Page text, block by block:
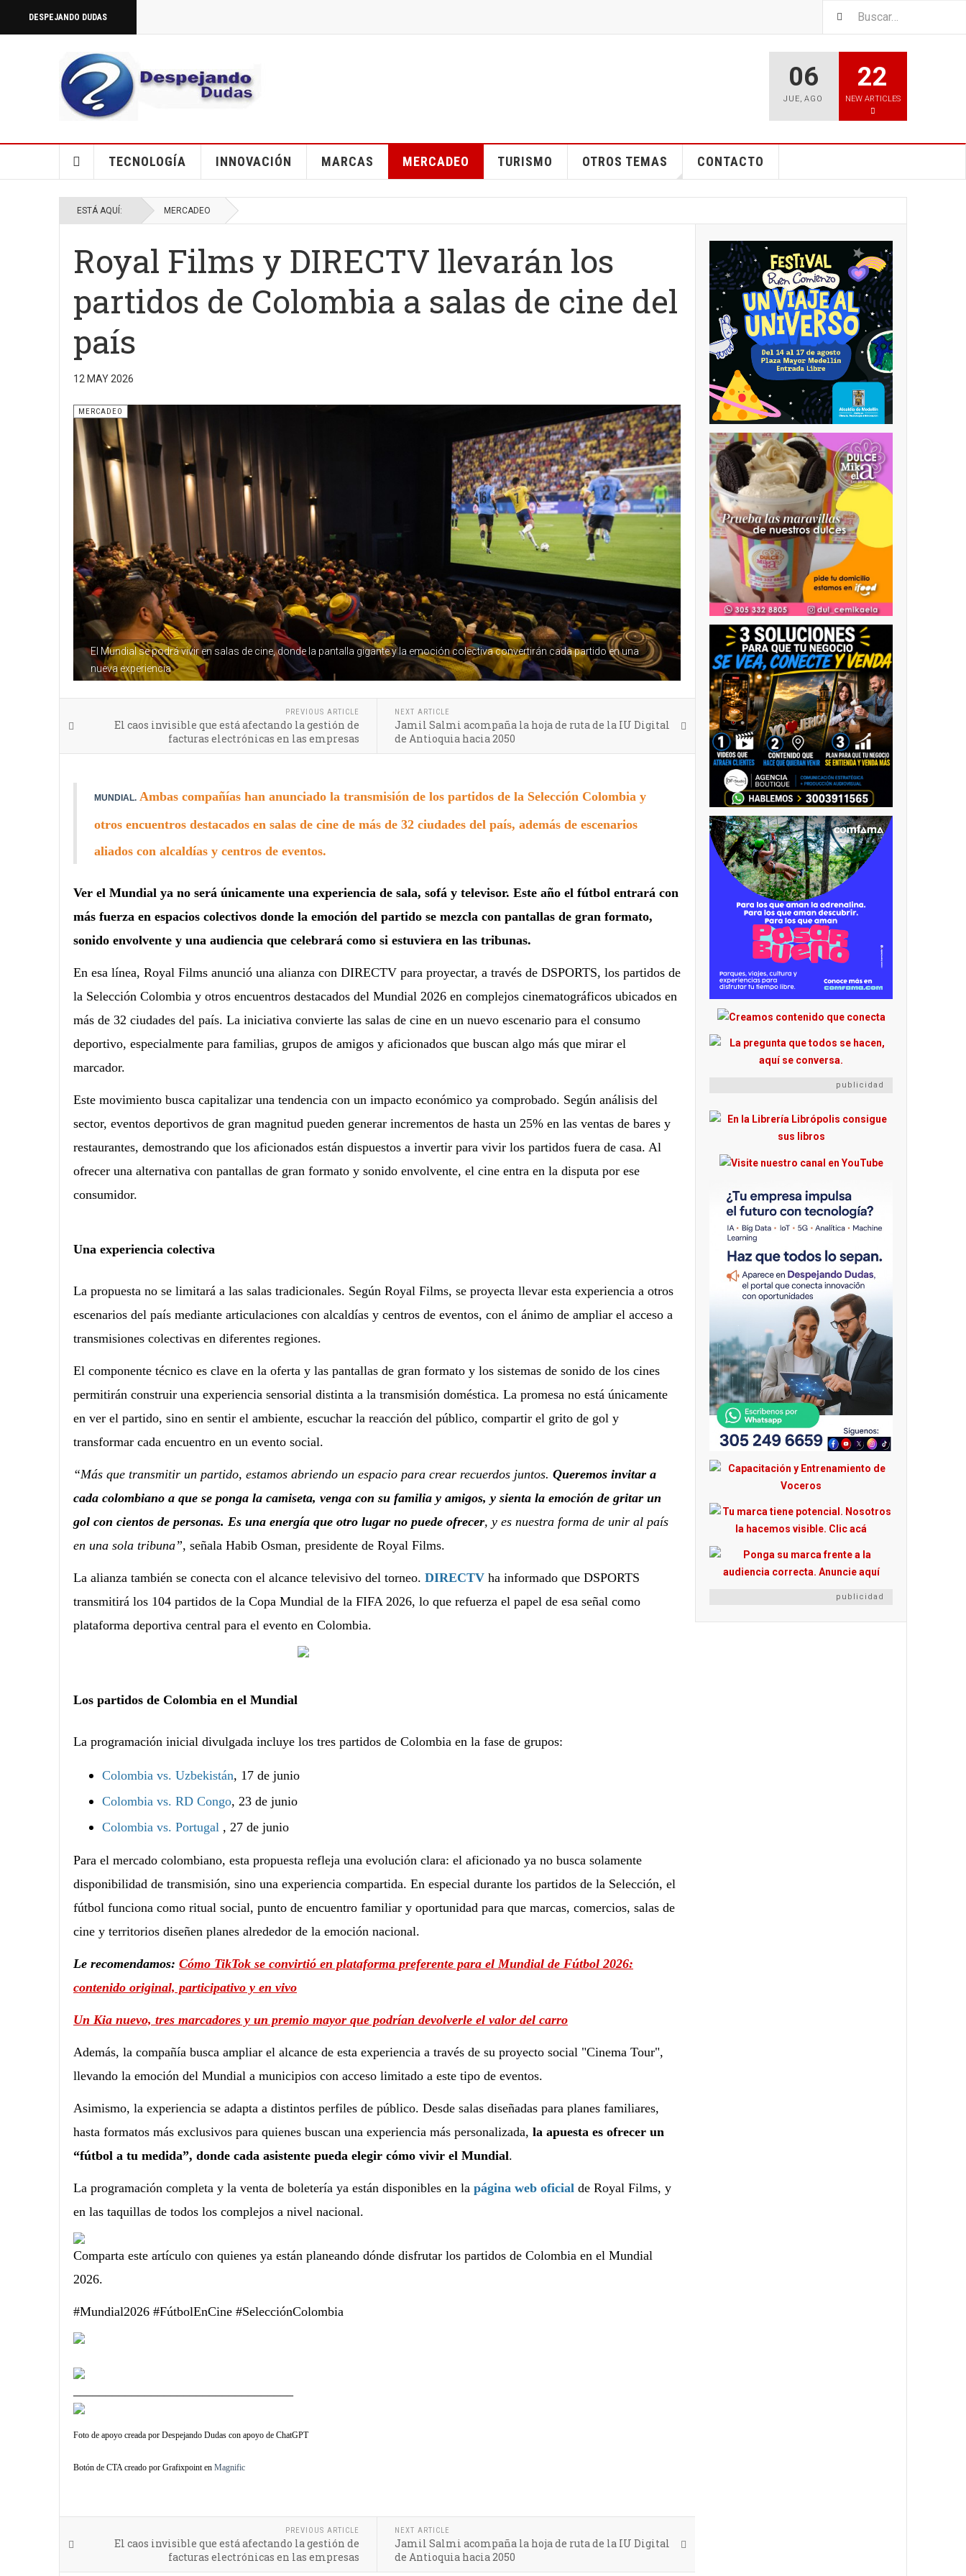
DESPEJANDO DUDAS
06
JUE,AGO
22
NEW ARTICLES
TECNOLOGÍA INNOVACIÓN MARCAS MERCADEO TURISMO OTROS TEMAS CONTACTO
ESTÁ AQUÍ: MERCADEO
Royal Films y DIRECTV llevarán los
partidos de Colombia a salas de cine del
país
12 MAY 2026
El Mundial se podrá vivir en salas de cine, donde la pantalla gigante y la emoción colectiva convertirán cada partido en una
nueva experiencia
MERCADEO
PREVIOUS ARTICLE
El caos invisible que está afectando la gestión de
facturas electrónicas en las empresas
NEXT ARTICLE
Jamil Salmi acompaña la hoja de ruta de la IU Digital
de Antioquia hacia 2050
MUNDIAL. Ambas compañías han anunciado la transmisión de los partidos de la Selección Colombia y
otros encuentros destacados en salas de cine de más de 32 ciudades del país, además de escenarios
aliados con alcaldías y centros de eventos.
Ver el Mundial ya no será únicamente una experiencia de sala, sofá y televisor. Este año el fútbol entrará con
más fuerza en espacios colectivos donde la emoción del partido se mezcla con pantallas de gran formato,
sonido envolvente y una audiencia que celebrará como si estuviera en las tribunas.
En esa línea, Royal Films anunció una alianza con DIRECTV para proyectar, a través de DSPORTS, los partidos de
la Selección Colombia y otros encuentros destacados del Mundial 2026 en complejos cinematográficos ubicados en
más de 32 ciudades del país. La iniciativa convierte las salas de cine en un nuevo escenario para el consumo
deportivo, especialmente para familias, grupos de amigos y aficionados que buscan algo más que mirar el
marcador.
Este movimiento busca capitalizar una tendencia con un impacto económico ya comprobado. Según análisis del
sector, eventos deportivos de gran magnitud pueden generar incrementos de hasta un 25% en las ventas de bares y
restaurantes, demostrando que los aficionados están dispuestos a invertir para vivir los partidos fuera de casa. Al
ofrecer una alternativa con pantallas de gran formato y sonido envolvente, el cine entra en la disputa por ese
consumidor.
Una experiencia colectiva
La propuesta no se limitará a las salas tradicionales. Según Royal Films, se proyecta llevar esta experiencia a otros
escenarios del país mediante articulaciones con alcaldías y centros de eventos, con el ánimo de ampliar el acceso a
transmisiones colectivas en diferentes regiones.
El componente técnico es clave en la oferta y las pantallas de gran formato y los sistemas de sonido de los cines
permitirán construir una experiencia sensorial distinta a la transmisión doméstica. La promesa no está únicamente
en ver el partido, sino en sentir el ambiente, escuchar la reacción del público, compartir el grito de gol y
transformar cada encuentro en un evento social.
“Más que transmitir un partido, estamos abriendo un espacio para crear recuerdos juntos. Queremos invitar a
cada colombiano a que se ponga la camiseta, venga con su familia y amigos, y sienta la emoción de gritar un
gol con cientos de personas. Es una energía que otro lugar no puede ofrecer, y es nuestra forma de unir al país
en una sola tribuna”, señala Habib Osman, presidente de Royal Films.
La alianza también se conecta con el alcance televisivo del torneo. DIRECTV ha informado que DSPORTS
transmitirá los 104 partidos de la Copa Mundial de la FIFA 2026, lo que refuerza el papel de esa señal como
plataforma deportiva central para el evento en Colombia.
Los partidos de Colombia en el Mundial
La programación inicial divulgada incluye los tres partidos de Colombia en la fase de grupos:
Colombia vs. Uzbekistán, 17 de junio
Colombia vs. RD Congo, 23 de junio
Colombia vs. Portugal , 27 de junio
Para el mercado colombiano, esta propuesta refleja una evolución clara: el aficionado ya no busca solamente
disponibilidad de transmisión, sino una experiencia compartida. En especial durante los partidos de la Selección, el
fútbol funciona como ritual social, punto de encuentro familiar y oportunidad para que marcas, comercios, salas de
cine y territorios diseñen planes alrededor de la emoción nacional.
Le recomendamos: Cómo TikTok se convirtió en plataforma preferente para el Mundial de Fútbol 2026:
contenido original, participativo y en vivo
Un Kia nuevo, tres marcadores y un premio mayor que podrían devolverle el valor del carro
Además, la compañía busca ampliar el alcance de esta experiencia a través de su proyecto social "Cinema Tour",
llevando la emoción del Mundial a municipios con acceso limitado a este tipo de eventos.
Asimismo, la experiencia se adapta a distintos perfiles de público. Desde salas diseñadas para planes familiares,
hasta formatos más exclusivos para quienes buscan una experiencia más personalizada, la apuesta es ofrecer un
“fútbol a tu medida”, donde cada asistente pueda elegir cómo vivir el Mundial.
La programación completa y la venta de boletería ya están disponibles en la página web oficial de Royal Films, y
en las taquillas de todos los complejos a nivel nacional.
Comparta este artículo con quienes ya están planeando dónde disfrutar los partidos de Colombia en el Mundial
2026.
#Mundial2026 #FútbolEnCine #SelecciónColombia
Foto de apoyo creada por Despejando Dudas con apoyo de ChatGPT
Botón de CTA creado por Grafixpoint en Magnific
PREVIOUS ARTICLE
El caos invisible que está afectando la gestión de
facturas electrónicas en las empresas
NEXT ARTICLE
Jamil Salmi acompaña la hoja de ruta de la IU Digital
de Antioquia hacia 2050
publicidad
publicidad